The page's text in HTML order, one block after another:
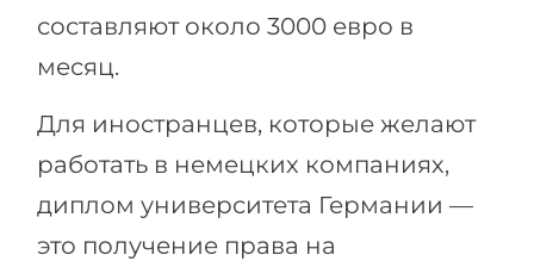
составляют около 3000 евро в
месяц.
Для иностранцев, которые желают
работать в немецких компаниях,
диплом университета Германии —
это получение права на